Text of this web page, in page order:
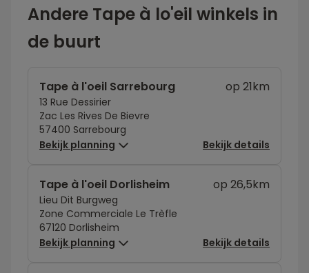
Andere Tape à lo'eil winkels in
de buurt
Tape à l'oeil Sarrebourg
13 Rue Dessirier
Zac Les Rives De Bievre
57400 Sarrebourg
op 21km
Bekijk planning Bekijk details
Tape à l'oeil Dorlisheim
Lieu Dit Burgweg
Zone Commerciale Le Trèfle
67120 Dorlisheim
op 26,5km
Bekijk planning Bekijk details